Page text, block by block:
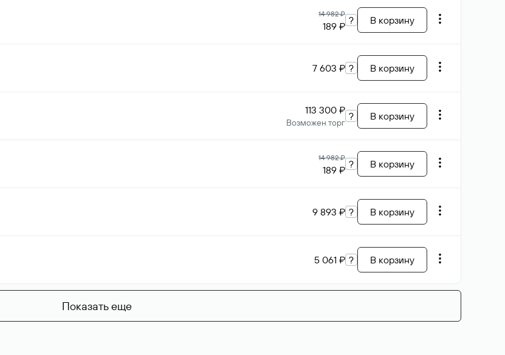
14 982 ₽
189 ₽ ? В корзину
7 603 ₽ ? В корзину
113 300 ₽
Возможен торг
? В корзину
14 982 ₽
189 ₽ ? В корзину
9 893 ₽ ? В корзину
5 061 ₽ ? В корзину
Показать еще